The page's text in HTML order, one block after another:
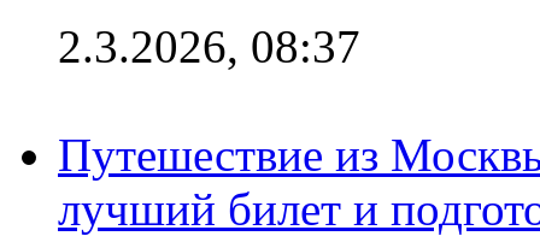
2.3.2026, 08:37
Путешествие из
лучший билет и